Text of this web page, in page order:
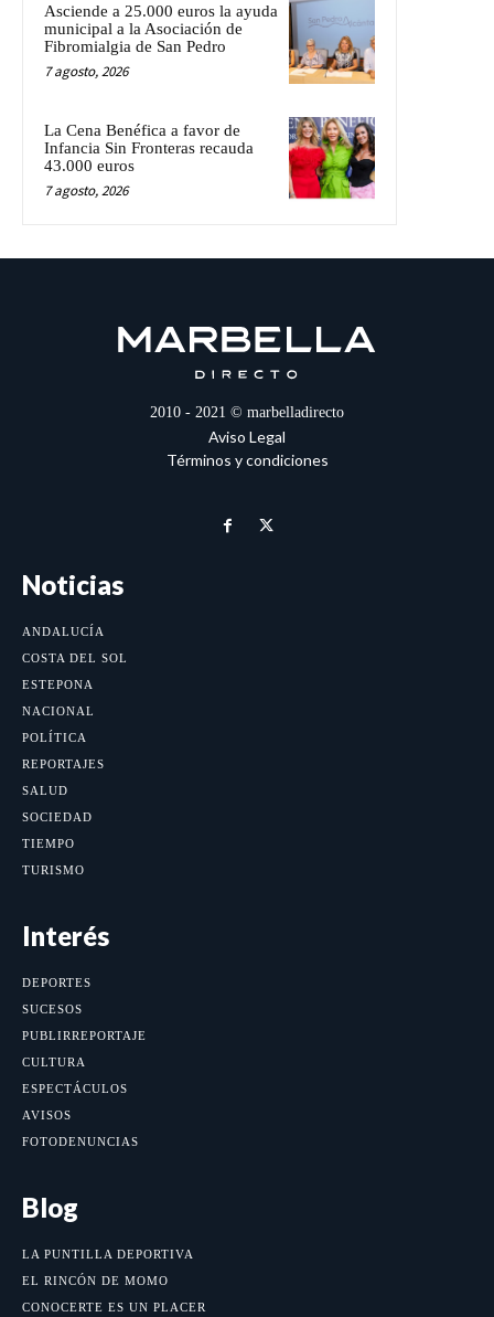
Asciende a 25.000 euros la ayuda
municipal a la Asociación de
Fibromialgia de San Pedro
7 agosto, 2026
La Cena Benéfica a favor de
Infancia Sin Fronteras recauda
43.000 euros
7 agosto, 2026
2010 - 2021 © marbelladirecto
Aviso Legal
Términos y condiciones
Noticias
ANDALUCÍA
COSTA DEL SOL
ESTEPONA
NACIONAL
POLÍTICA
REPORTAJES
SALUD
SOCIEDAD
TIEMPO
TURISMO
Interés
DEPORTES
SUCESOS
PUBLIRREPORTAJE
CULTURA
ESPECTÁCULOS
AVISOS
FOTODENUNCIAS
Blog
LA PUNTILLA DEPORTIVA
EL RINCÓN DE MOMO
CONOCERTE ES UN PLACER